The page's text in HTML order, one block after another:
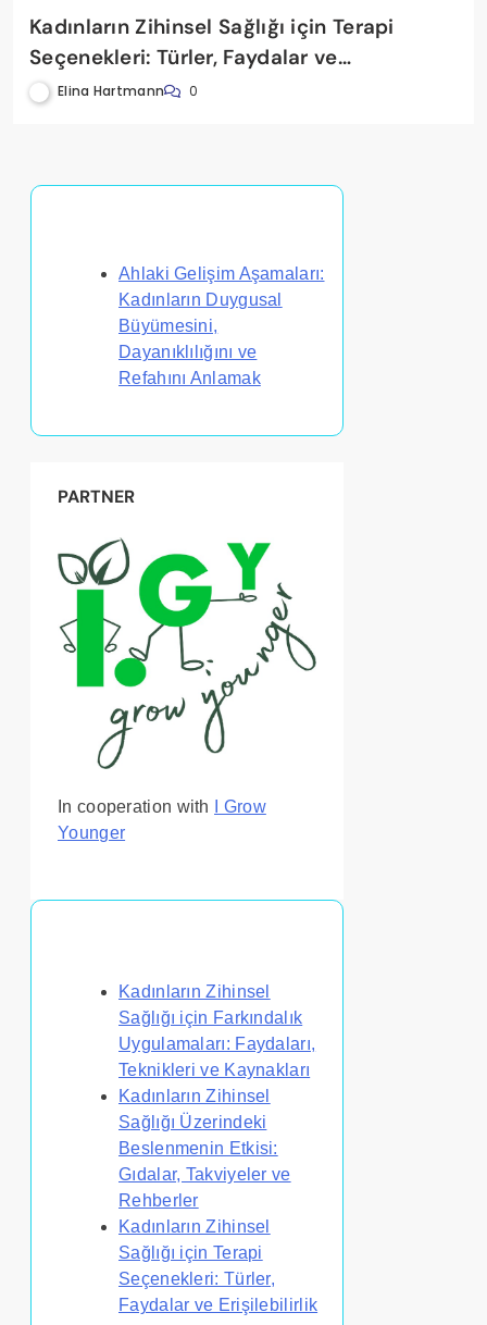
Kadınların Zihinsel Sağlığı için Terapi
Seçenekleri: Türler, Faydalar ve
Erişilebilirlik
Elina Hartmann 0
Ahlaki Gelişim Aşamaları:
Kadınların Duygusal
Büyümesini,
Dayanıklılığını ve
Refahını Anlamak
PARTNER
In cooperation with
I Grow
Younger
Kadınların Zihinsel
Sağlığı için Farkındalık
Uygulamaları: Faydaları,
Teknikleri ve Kaynakları
Kadınların Zihinsel
Sağlığı Üzerindeki
Beslenmenin Etkisi:
Gıdalar, Takviyeler ve
Rehberler
Kadınların Zihinsel
Sağlığı için Terapi
Seçenekleri: Türler,
Faydalar ve Erişilebilirlik